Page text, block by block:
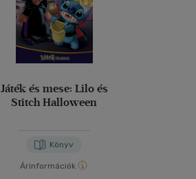
Játék és mese: Lilo és
Stitch Halloween
Könyv
Árinformációk